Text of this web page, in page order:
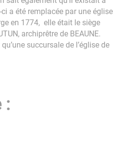
a été remplacée par une église
en 1774, elle était le siège
archiprêtre de BEAUNE.
succursale de l’église de
: